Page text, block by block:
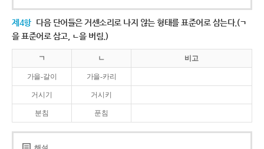
제4항 다음 단어들은 거센소리로 나지 않는 형태를 표준어로 삼는다.(ㄱ
을 표준어로 삼고, ㄴ을 버림.)
ㄱ ㄴ 비고
가을-갈이 가을-카리
거시기 거시키
분침 푼침